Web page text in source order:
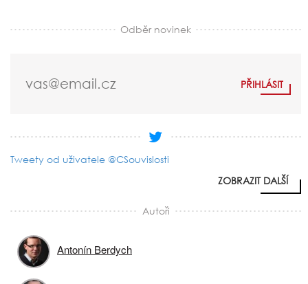
Odběr novinek
Tweety od uživatele @CSouvislosti
ZOBRAZIT DALŠÍ
Autoři
Antonín Berdych